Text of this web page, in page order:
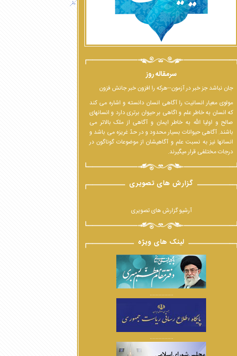
سرمقاله روز
جان نباشد جز خبر در آزمون--هرکه را افزون خبر جانش فزون
مولوی معیار انسانیت را آگاهی انسان دانسته و اشاره می کند
که انسان به خاطر علم و اگاهی بر حیوان برتری دارد و انسانهای
صالح و اولیا الله به خاطر ایمان و آگاهی از ملک بالاتر می
باشند. آگاهی حیوانات بسیار محدود و در حدّ غریزه می باشد و
انسانها نیز به نسبت علم و آگاهیشان از موضوعات گوناگون در
درجات مختلفی قرار میگیرند.
گزارش های تصویری
آرشیو گزارش های تصویری
لینک های ویژه
................
................